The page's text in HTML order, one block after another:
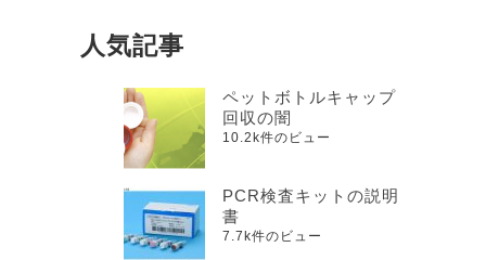
人気記事
ペットボトルキャップ
回収の闇
10.2k件のビュー
PCR検査キットの説明
書
7.7k件のビュー